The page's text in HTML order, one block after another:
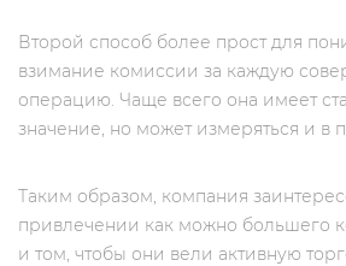
Второй способ более прост для
взимание комиссии за каждую
операцию. Чаще всего она имеет
значение, но может измеряться и в
Таким образом, компания
привлечении как можно большего
и том, чтобы они вели активную